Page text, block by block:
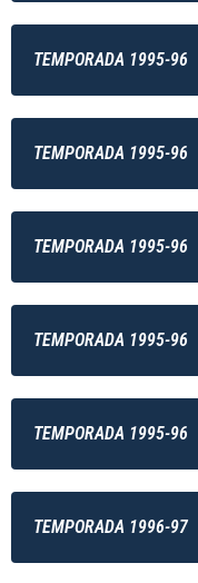
TEMPORADA 1995-96
TEMPORADA 1995-96
TEMPORADA 1995-96
TEMPORADA 1995-96
TEMPORADA 1995-96
TEMPORADA 1996-97